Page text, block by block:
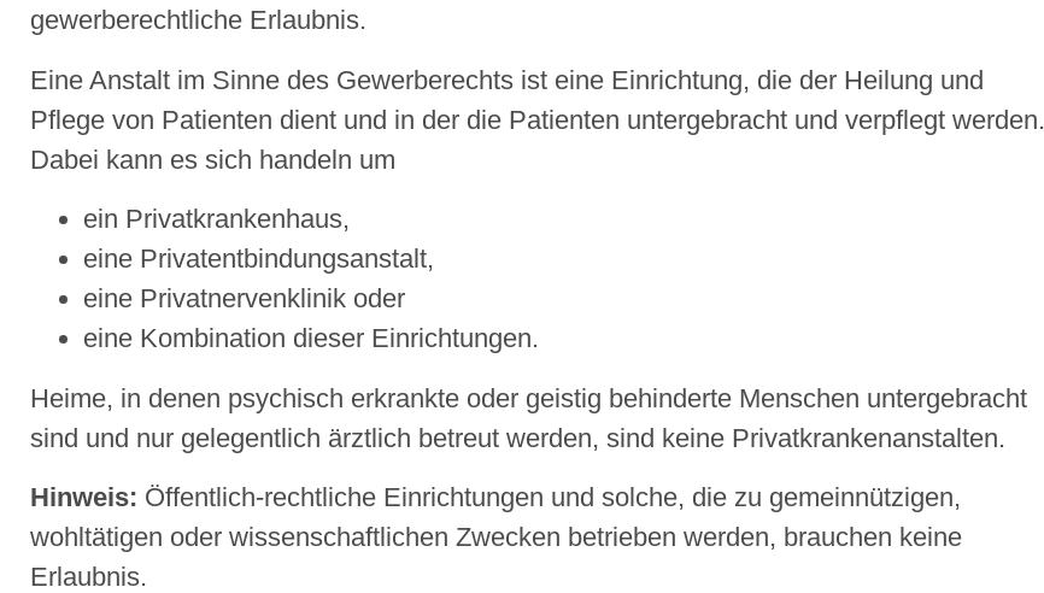
gewerberechtliche Erlaubnis.
Eine Anstalt im Sinne des Gewerberechts ist eine Einrichtung, die der Heilung und
Pflege von Patienten dient und in der die Patienten untergebracht und verpflegt werden.
Dabei kann es sich handeln um
ein Privatkrankenhaus,
eine Privatentbindungsanstalt,
eine Privatnervenklinik oder
eine Kombination dieser Einrichtungen.
Heime, in denen psychisch erkrankte oder geistig behinderte Menschen untergebracht
sind und nur gelegentlich ärztlich betreut werden, sind keine Privatkrankenanstalten.
Hinweis: Öffentlich-rechtliche Einrichtungen und solche, die zu gemeinnützigen,
wohltätigen oder wissenschaftlichen Zwecken betrieben werden, brauchen keine
Erlaubnis.